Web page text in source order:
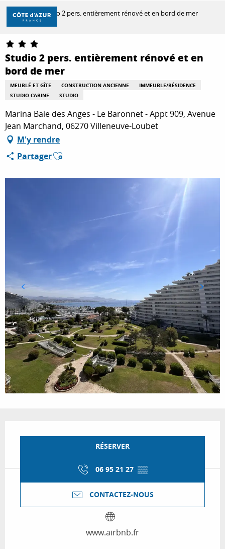
Aller
contenu
principal
DÉCOUVRIR
À FAIRE
SÉJOURNER
Accueil Studio 2 pers. entièrement rénové et en bord de mer
Studio 2 pers. entièrement rénové et en
bord de mer
MEUBLÉ ET GÎTE CONSTRUCTION ANCIENNE
IMMEUBLE/RÉSIDENCE
STUDIO CABINE
STUDIO
Marina Baie des Anges - Le Baronnet - Appt 909, Avenue
Jean Marchand, 06270 Villeneuve-Loubet
M'y rendre
PartagerAjouter aux favoris
RÉSERVER
06 95 21 27 ▒▒
CONTACTEZ-NOUS
www.airbnb.fr